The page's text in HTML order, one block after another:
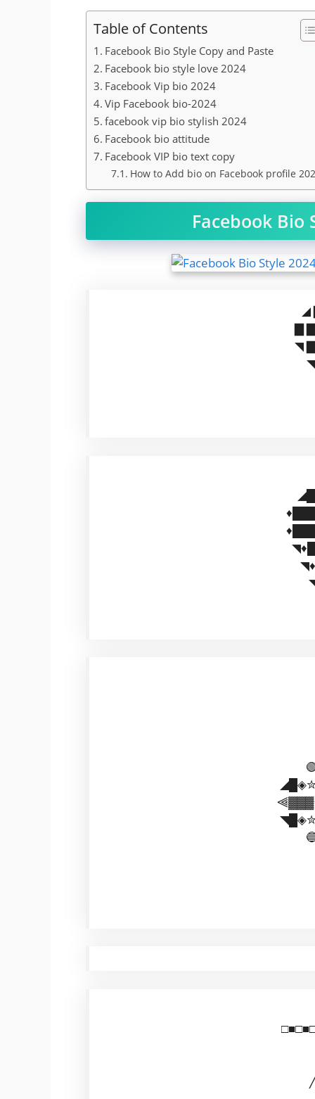
Table of Contents
Facebook Bio Style Copy and Paste
Facebook bio style love 2024
Facebook Vip bio 2024
Vip Facebook bio-2024
facebook vip bio stylish 2024
Facebook bio attitude
Facebook VIP bio text copy
How to Add bio on Facebook profile
Facebook Bio
◢
▇
◥